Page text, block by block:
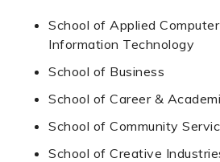
School of Applied
Information Technology
School of Business
School of Career &
School of Community
School of Creative